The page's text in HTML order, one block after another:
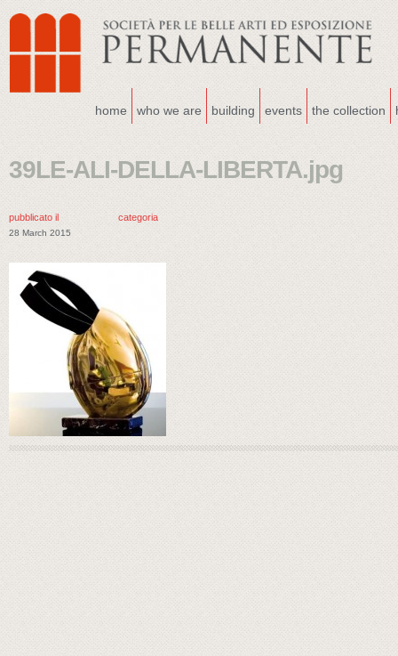
home who we are building events the collection
39LE-ALI-DELLA-LIBERTA.jpg
pubblicato il
28 March 2015
categoria